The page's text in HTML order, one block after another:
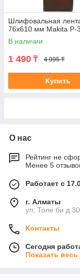
Шлифовальная
76x610 мм Makita P-
В наличии
1 490 ₸ 4 995 ₸
Купить
О нас
Рейтинг не
Менее 5
Работает с
г. Алматы
ул. Толе би
Контакты
Сегодня
Показать